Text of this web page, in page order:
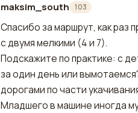
maksim_south 103
отредактировано
Спасибо за маршрут, как раз
с двумя мелкими (4 и 7).
Подскажите по практике: с
за один день или
дорогами по части
Младшего в машине иногда